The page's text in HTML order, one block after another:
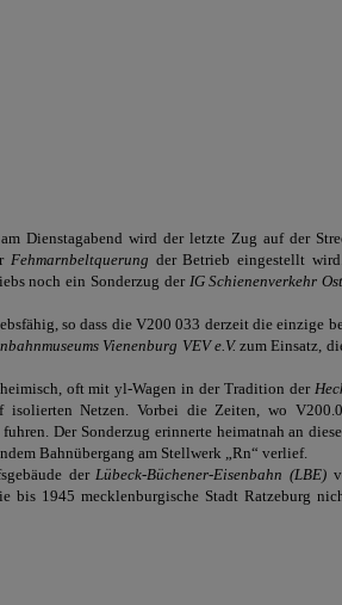
Dienstagabend wird der letzte Zug auf der
Fehmarnbeltquerung der Betrieb eingestellt
noch ein Sonderzug der IG Schienenverkehr
so dass die V200 033 derzeit die einzige
Vienenburg VEV e.V.zum Einsatz,
oft mit yl-Wagen in der Tradition der
Netzen. Vorbei die Zeiten, wo
Der Sonderzug erinnerte heimatnah an
Bahnübergang am Stellwerk „Rn“ verlief.
derLübeck-Büchener-Eisenbahn (LBE)
bis 1945 mecklenburgische Stadt Ratzeburg